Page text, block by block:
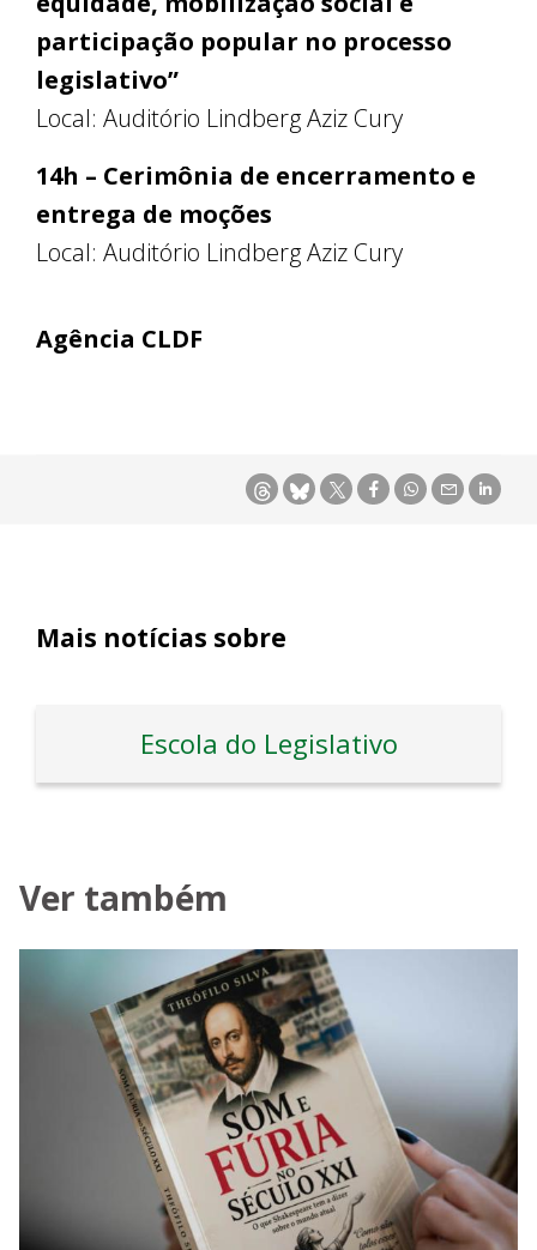
participação popular no processo
legislativo”
Local: Auditório Lindberg Aziz Cury
14h – Cerimônia de encerramento e
entrega de moções
Local: Auditório Lindberg Aziz Cury
Agência CLDF
Mais notícias sobre
Escola do Legislativo
Ver também